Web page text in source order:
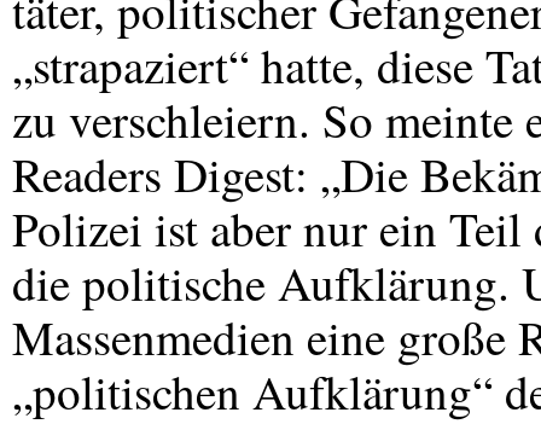
„strapaziert“ hatte, diese
zu verschleiern. So
Readers Digest: „Die
Polizei ist aber nur ein Teil
die politische Aufklärung.
Massenmedien eine große
„politischen Aufklärung“